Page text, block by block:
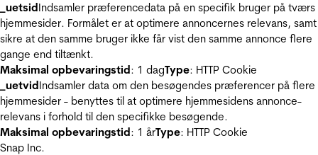
_uetsidIndsamler præferencedata på en specifik bruger på tværs
hjemmesider. Formålet er at optimere annoncernes relevans, samt
sikre at den samme bruger ikke får vist den samme annonce flere
gange end tiltænkt.
Maksimal opbevaringstid: 1 dagType: HTTP Cookie
_uetvidIndsamler data om den besøgendes præferencer på flere
hjemmesider - benyttes til at optimere hjemmesidens annonce-
relevans i forhold til den specifikke besøgende.
Maksimal opbevaringstid: 1 årType: HTTP Cookie
Snap Inc.